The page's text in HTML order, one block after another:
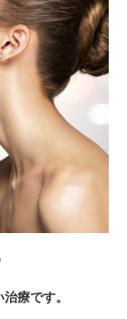
療です。